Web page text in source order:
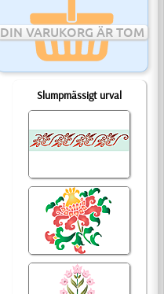
DIN VARUKORG ÄR TOM
Slumpmässigt urval